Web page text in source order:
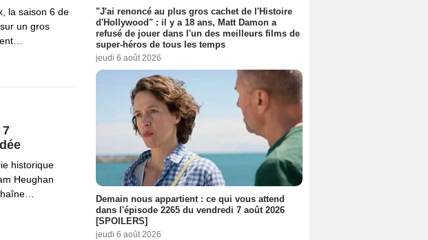
la saison 6 de
un gros
7
historique
Heughan
"J'ai renoncé au plus gros cachet de l'Histoire
d'Hollywood" : il y a 18 ans, Matt Damon a
refusé de jouer dans l'un des meilleurs films de
super-héros de tous les temps
jeudi 6 août 2026
Demain nous appartient : ce qui vous attend
dans l'épisode 2265 du vendredi 7 août 2026
[SPOILERS]
jeudi 6 août 2026